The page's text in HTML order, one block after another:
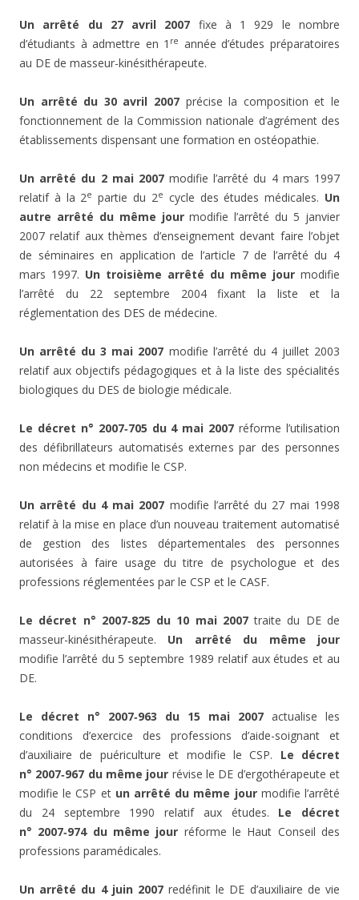
Un arrêté du 27 avril 2007 fixe à 1 929 le nombre
d’étudiants à admettre en 1 re année d’études préparatoires
au DE de masseur-kinésithérapeute.
Un arrêté du 30 avril 2007 précise la composition et le
fonctionnement de la Commission nationale d’agrément des
établissements dispensant une formation en ostéopathie.
Un arrêté du 2 mai 2007modifie l’arrêté du 4 mars 1997
relatif à la 2e partie du 2e cycle des études médicales. Un
autre arrêté du même jourmodifie l’arrêté du 5 janvier
2007 relatif aux thèmes d’enseignement devant faire l’objet
de séminaires en application de l’article 7 de l’arrêté du 4
mars 1997. Un troisième arrêté du même jour modifie
l’arrêté du 22 septembre 2004 fixant la liste et la
réglementation des DES de médecine.
Un arrêté du 3 mai 2007 modifie l’arrêté du 4 juillet 2003
relatif aux objectifs pédagogiques et à la liste des spécialités
biologiques du DES de biologie médicale.
Le décret n° 2007‑705 du 4 mai 2007 réforme l’utilisation
des défibrillateurs automatisés externes par des personnes
non médecins et modifie le CSP.
Un arrêté du 4 mai 2007 modifie l’arrêté du 27 mai 1998
relatif à la mise en place d’un nouveau traitement automatisé
de gestion des listes départementales des personnes
autorisées à faire usage du titre de psychologue et des
professions réglementées par le CSP et le CASF.
Le décret n° 2007‑825 du 10 mai 2007traite du DE de
masseur-kinésithérapeute. Un arrêté du même jour
modifie l’arrêté du 5 septembre 1989 relatif aux études et au
DE.
Le décret n° 2007‑963 du 15 mai 2007 actualise les
conditions d’exercice des professions d’aide-soignant et
d’auxiliaire de puériculture et modifie le CSP. Le décret
n° 2007‑967 du même jour révise le DE d’ergothérapeute et
modifie le CSP et un arrêté du même jourmodifie l’arrêté
du 24 septembre 1990 relatif aux études. Le décret
n° 2007‑974 du même jour réforme le Haut Conseil des
professions paramédicales.
Un arrêté du 4 juin 2007redéfinit le DE d’auxiliaire de vie